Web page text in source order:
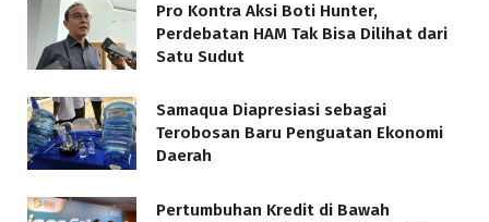
Pro Kontra Aksi Boti Hunter,
Perdebatan HAM Tak Bisa Dilihat dari
Satu Sudut
Samaqua Diapresiasi sebagai
Terobosan Baru Penguatan Ekonomi
Daerah
Pertumbuhan Kredit di Bawah